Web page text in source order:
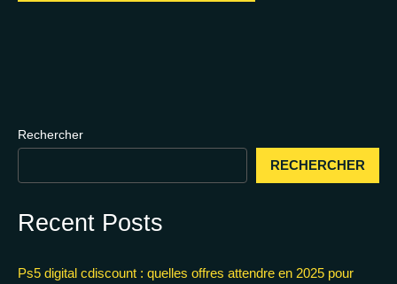
Rechercher
RECHERCHER
Recent Posts
Ps5 digital cdiscount : quelles offres attendre en 2025 pour